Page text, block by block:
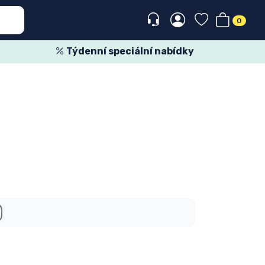
0
Týdenní speciální nabídky